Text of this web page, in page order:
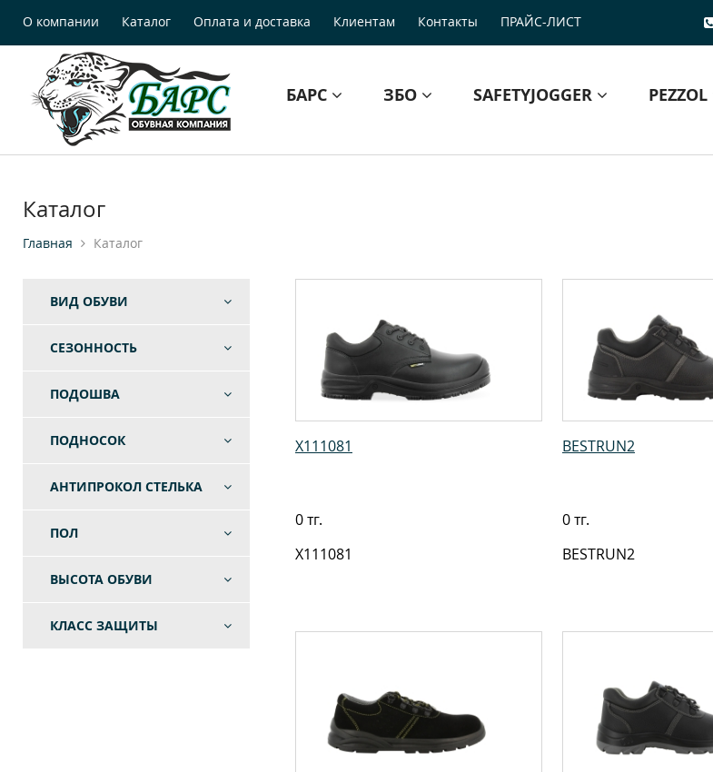
О компании Каталог Оплата и доставка Клиентам Контакты ПРАЙС-ЛИСТ
БАРС ЗБО SAFETYJOGGER PEZZOL
Каталог
Главная Каталог
ВИД ОБУВИ
СЕЗОННОСТЬ
ПОДОШВА
ПОДНОСОК
АНТИПРОКОЛ СТЕЛЬКА
ПОЛ
ВЫСОТА ОБУВИ
КЛАСС ЗАЩИТЫ
X111081
0 тг.
X111081
BESTRUN2
0 тг.
BESTRUN2